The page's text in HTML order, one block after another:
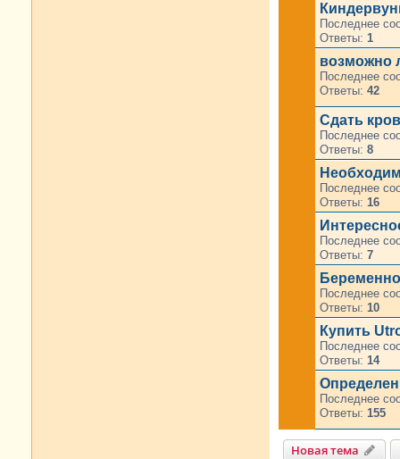
Последнее
Ответы: 1
возможно
Последнее
Ответы: 42
Сдать
Последнее
Ответы: 8
Последнее
Ответы: 16
Последнее
Ответы: 7
Последнее
Ответы: 10
Купить
Последнее
Ответы: 14
Последнее
Ответы: 155
Новая тема